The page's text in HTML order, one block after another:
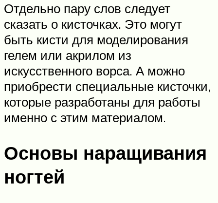
Отдельно пару слов следует
сказать о кисточках. Это могут
быть кисти для моделирования
гелем или акрилом из
искусственного ворса. А можно
приобрести специальные кисточки,
которые разработаны для работы
именно с этим материалом.
Основы наращивания
ногтей